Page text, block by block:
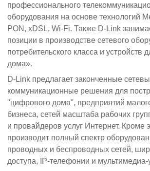
профессионального
оборудования на основе технологий
PON, xDSL, Wi-Fi. Также D-Link
позиции в производстве сетевого
потребительского класса и устройств
дома».
D-Link предлагает законченные
коммуникационные решения для
"цифрового дома", предприятий
бизнеса, сетей масштаба рабочих
и провайдеров услуг Интернет. Кроме
производит полный спектр
проводных и беспроводных сетей,
доступа, IP-телефонии и мультимедиа-